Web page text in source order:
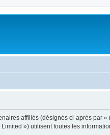
affiliés (désignés ci-après par «
») utilisent toutes les